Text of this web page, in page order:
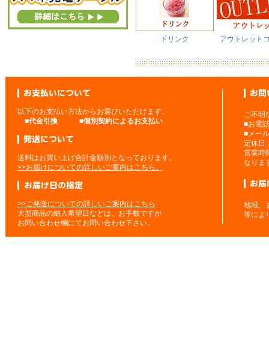
ドリンク アウトレット
以下のお支払い方法からお選びいただけます。
■代金引換■個別契約によるお支払い
送料はお買い上げ合計金額別となっております。
>>お届けについての詳しいご案内はこちら。
>>ご発送についての詳しいご案内はこちら
大型商品の納入希望日などは、お手数ですが
お問い合わせ欄にてお問い合わせ下さい。
ご不明
■お電
■メー
定休日
営業時
なりま
地域、
等によ